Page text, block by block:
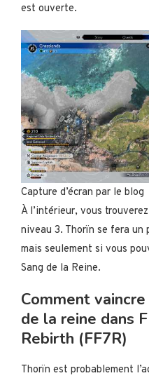
est ouverte.
Capture d’écran par le blog
À l’intérieur, vous
niveau 3. Thorïn se fera un
mais seulement si vous
Sang de la Reine.
Comment
de la reine dans
Rebirth (FF7R)
Thorïn est probablement